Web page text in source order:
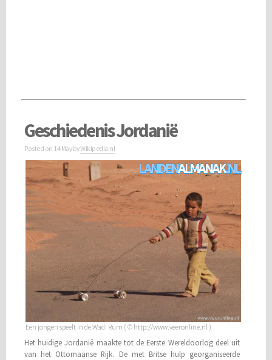
Geschiedenis Jordanië
Posted on 14 MaybyWikipedia.nl
Een jongen speelt in de Wadi Rum ( © http://www.veeronline.nl )
Het huidige Jordanië maakte tot de Eerste Wereldoorlog deel uit
van het Ottomaanse Rijk. De met Britse hulp georganiseerde